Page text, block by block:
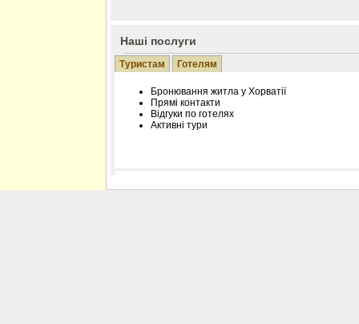
Наші послуги
Туристам Готелям
Бронювання житла у Хорватії
Прямі контакти
Відгуки по готелях
Активні тури
Розміщення інформації про готель на